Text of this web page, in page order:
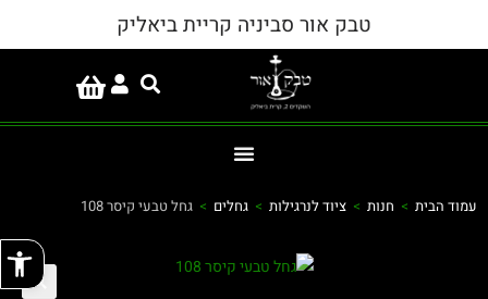
טבק אור סביניה קריית ביאליק
עמוד הבית > חנות > ציוד לנרגילות > גחלים > גחל טבעי קיסר 108